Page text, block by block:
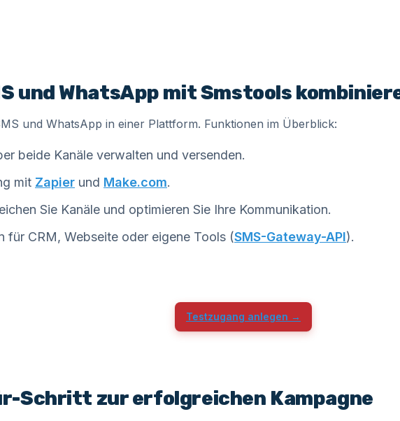
und WhatsApp mit Smstools
und WhatsApp in einer Plattform. Funktionen im Überblick:
beide Kanäle verwalten und versenden.
mit Zapier und Make.com.
Sie Kanäle und optimieren Sie Ihre Kommunikation.
für CRM, Webseite oder eigene Tools (SMS-Gateway-API).
Testzugang anlegen →
Schritt zur erfolgreichen Kampagne